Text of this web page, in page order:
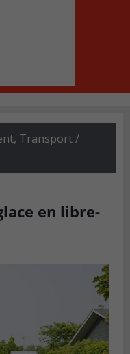
, Transport /
en libre-